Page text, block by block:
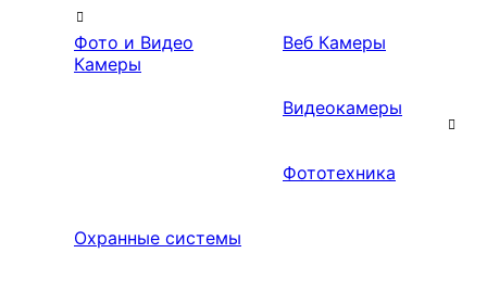
Фото и Видео
Камеры
Веб Камеры
Видеокамеры
Фототехника
Охранные системы